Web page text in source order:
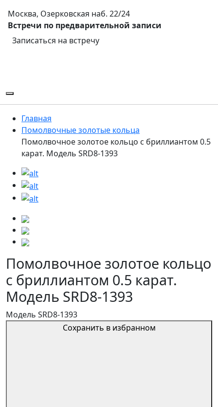
Москва, Озерковская наб. 22/24
Встречи по предварительной записи
Записаться на встречу
Главная
Помолвочные золотые кольца
Помолвочное золотое кольцо с бриллиантом 0.5
карат. Модель SRD8-1393
Помолвочное золотое кольцо
с бриллиантом 0.5 карат.
Модель SRD8-1393
Модель SRD8-1393
Сохранить в избранном